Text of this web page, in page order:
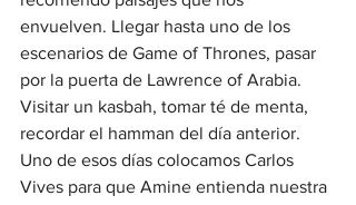
envuelven. Llegar hasta uno de los
escenarios de Game of Thrones, pasar
por la puerta de Lawrence of Arabia.
Visitar un kasbah, tomar té de menta,
recordar el hamman del día anterior.
Uno de esos días colocamos Carlos
Vives para que Amine entienda nuestra